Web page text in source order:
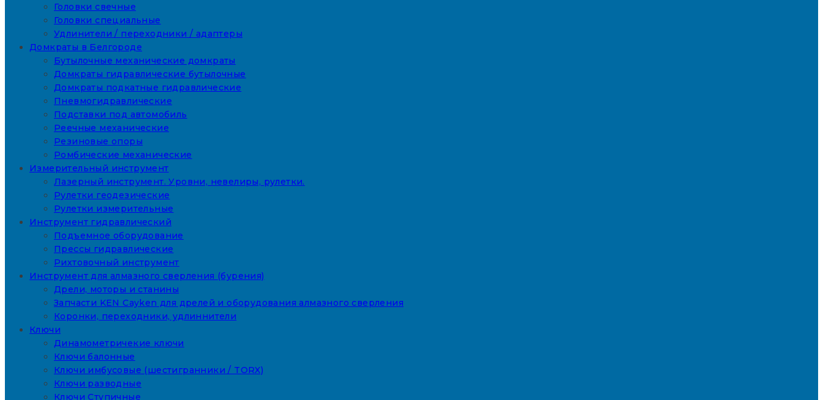
Головки свечные
Головки специальные
Удлинители / переходники / адаптеры
Домкраты в Белгороде
Бутылочные механические домкраты
Домкраты гидравлические бутылочные
Домкраты подкатные гидравлические
Пневмогидравлические
Подставки под автомобиль
Реечные механические
Резиновые опоры
Ромбические механические
Измерительный инструмент
Лазерный инструмент. Уровни, невелиры, рулетки.
Рулетки геодезические
Рулетки измерительные
Инструмент гидравлический
Подъемное оборудование
Прессы гидравлические
Рихтовочный инструмент
Инструмент для алмазного сверления (бурения)
Дрели, моторы и станины
Запчасти KEN Cayken для дрелей и оборудования алмазного сверления
Коронки, переходники, удлиннители
Ключи
Динамометричекие ключи
Ключи балонные
Ключи имбусовые (шестигранники / TORX)
Ключи разводные
Ключи Ступичные